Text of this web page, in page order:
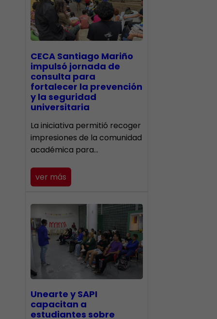
CECA Santiago Mariño
impulsó jornada de
consulta para
fortalecer la prevención
y la seguridad
universitaria
La iniciativa permitió recoger
impresiones de la comunidad
académica para…
ver más
Unearte y SAPI
capacitan a
estudiantes sobre